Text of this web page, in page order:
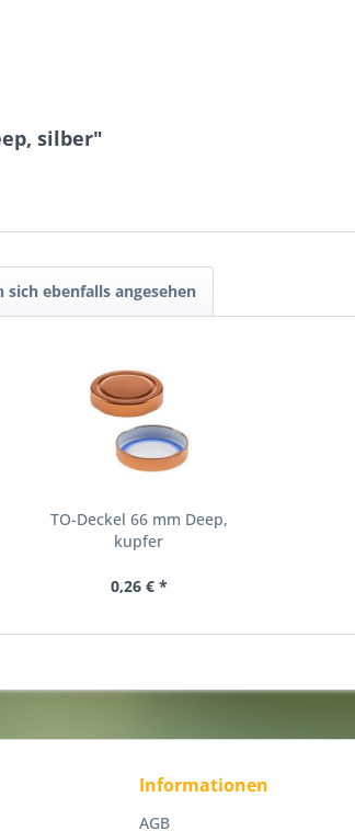
silber"
sich ebenfalls angesehen
TO-Deckel 66 mm Deep,
kupfer
0,26 € *
Informationen
AGB